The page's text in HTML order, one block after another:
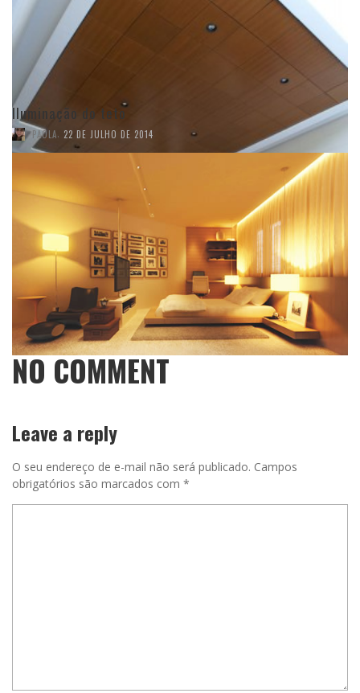
Iluminação do teto
PAOLA 22 DE JULHO DE 2014
NO COMMENT
Leave a reply
O seu endereço de e-mail não será publicado. Campos
obrigatórios são marcados com *